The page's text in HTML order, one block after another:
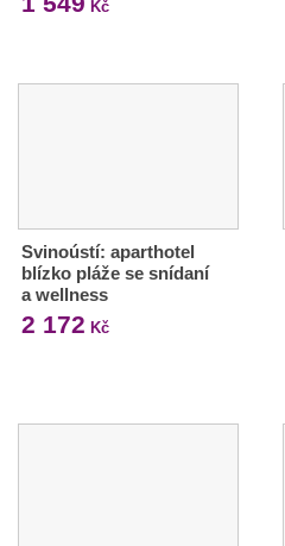
Kč
Svinoústí: aparthotel
blízko pláže se snídaní
a wellness
2 172 Kč